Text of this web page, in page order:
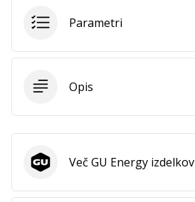
Parametri
Opis
GU EnergyVeč GU Energy izdelkov